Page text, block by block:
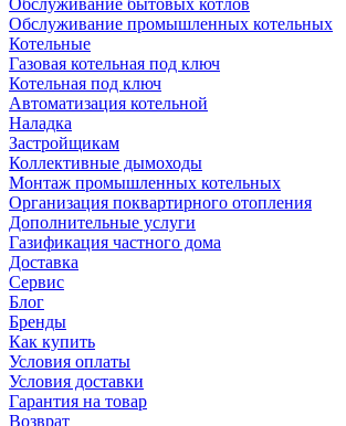
Обслуживание бытовых котлов
Обслуживание промышленных котельных
Котельные
Газовая котельная под ключ
Котельная под ключ
Автоматизация котельной
Наладка
Застройщикам
Коллективные дымоходы
Монтаж промышленных котельных
Организация поквартирного отопления
Дополнительные услуги
Газификация частного дома
Доставка
Сервис
Блог
Бренды
Как купить
Условия оплаты
Условия доставки
Гарантия на товар
Возврат